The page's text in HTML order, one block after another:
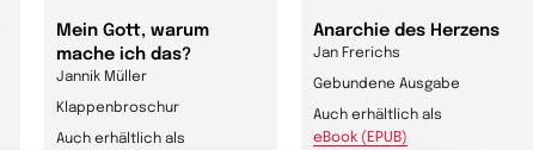
Mein Gott, warum
mache ich das?
Jannik Müller
Klappenbroschur
Auch erhältlich als
Anarchie des Herzens
Jan Frerichs
Gebundene Ausgabe
Auch erhältlich als
eBook (EPUB)